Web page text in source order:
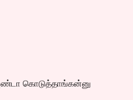
கொடுத்தாங்கன்னு